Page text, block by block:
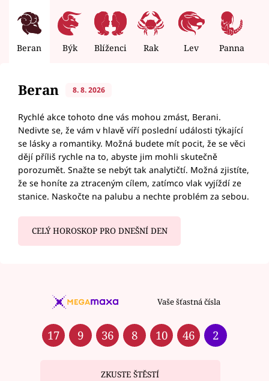
Beran Býk Blíženci Rak Lev Panna
Beran 8. 8. 2026
Rychlé akce tohoto dne vás mohou zmást, Berani.
Nedivte se, že vám v hlavě víří poslední události týkající
se lásky a romantiky. Možná budete mít pocit, že se věci
dějí příliš rychle na to, abyste jim mohli skutečně
porozumět. Snažte se nebýt tak analytičtí. Možná zjistíte,
že se honíte za ztraceným cílem, zatímco vlak vyjíždí ze
stanice. Naskočte na palubu a nechte problém za sebou.
CELÝ HOROSKOP PRO DNEŠNÍ DEN
Vaše šťastná čísla
17 9 36 8 10 46 2
ZKUSTE ŠTĚSTÍ